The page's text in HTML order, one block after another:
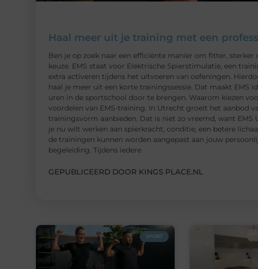
Haal meer uit je training met een
Ben je op zoek naar een efficiënte manier om fitter,
keuze. EMS staat voor Elektrische Spierstimulatie, een
extra activeren tijdens het uitvoeren van oefeningen.
haal je meer uit een korte trainingssessie. Dat maakt EMS
uren in de sportschool door te brengen. Waarom kiezen
voordelen van EMS-training. In Utrecht groeit het aanbod
trainingsvorm aanbieden. Dat is niet zo vreemd, want
je nu wilt werken aan spierkracht, conditie, een betere
de trainingen kunnen worden aangepast aan jouw
begeleiding. Tijdens iedere
GEPUBLICEERD DOOR KINGS PLACE.NL
SPORT